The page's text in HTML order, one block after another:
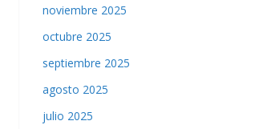
noviembre 2025
octubre 2025
septiembre 2025
agosto 2025
julio 2025